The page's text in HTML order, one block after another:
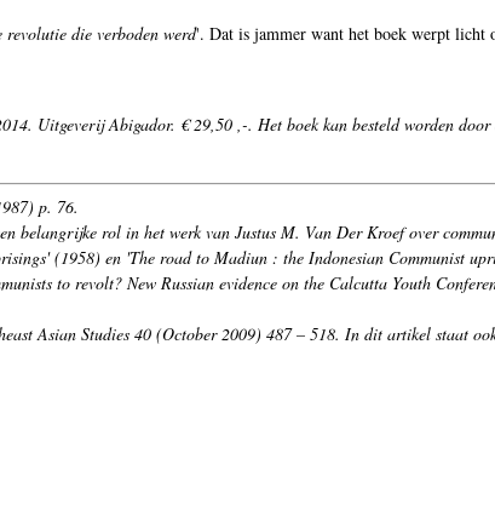
revolutie die verboden werd'. Dat is jammer want het boek werpt licht
Uitgeverij Abigador. € 29,50 ,-. Het boek kan besteld worden
p. 76.
belangrijke rol in het werk van Justus M. Van Der Kroef over
(1958) en 'The road to Madiun : the Indonesian Communist
to revolt? New Russian evidence on the Calcutta Youth
Asian Studies 40 (October 2009) 487 – 518. In dit artikel staat